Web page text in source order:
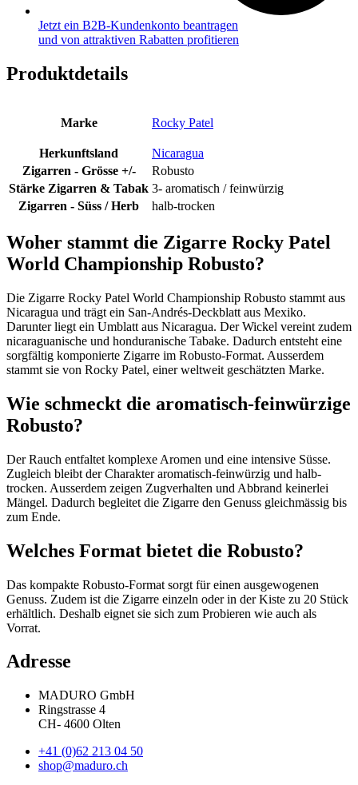
Jetzt ein B2B-Kundenkonto beantragen
und von attraktiven Rabatten profitieren
Produktdetails
Marke Rocky Patel
Herkunftsland
Nicaragua
Zigarren - Grösse +/-
Robusto
Stärke Zigarren & Tabak 3- aromatisch / feinwürzig
Zigarren - Süss / Herb
halb-trocken
Woher stammt die Zigarre Rocky Patel
World Championship Robusto?
Die Zigarre Rocky Patel World Championship Robusto stammt aus
Nicaragua und trägt ein San-Andrés-Deckblatt aus Mexiko.
Darunter liegt ein Umblatt aus Nicaragua. Der Wickel vereint zudem
nicaraguanische und honduranische Tabake. Dadurch entsteht eine
sorgfältig komponierte Zigarre im Robusto-Format. Ausserdem
stammt sie von Rocky Patel, einer weltweit geschätzten Marke.
Wie schmeckt die aromatisch-feinwürzige
Robusto?
Der Rauch entfaltet komplexe Aromen und eine intensive Süsse.
Zugleich bleibt der Charakter aromatisch-feinwürzig und halb-
trocken. Ausserdem zeigen Zugverhalten und Abbrand keinerlei
Mängel. Dadurch begleitet die Zigarre den Genuss gleichmässig bis
zum Ende.
Welches Format bietet die Robusto?
Das kompakte Robusto-Format sorgt für einen ausgewogenen
Genuss. Zudem ist die Zigarre einzeln oder in der Kiste zu 20 Stück
erhältlich. Deshalb eignet sie sich zum Probieren wie auch als
Vorrat.
Adresse
MADURO GmbH
Ringstrasse 4
CH- 4600 Olten
+41 (0)62 213 04 50
shop@maduro.ch